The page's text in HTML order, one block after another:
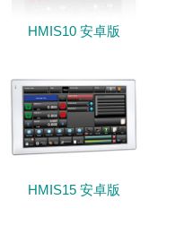
HMIS10 安卓版
HMIS15 安卓版